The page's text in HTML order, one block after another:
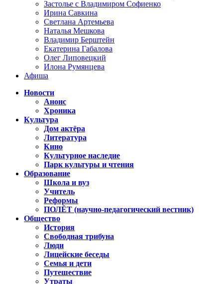
Застолье с Владимиром Софиенко
Ирина Савкина
Светлана Артемьева
Наталья Мешкова
Владимир Берштейн
Екатерина Габалова
Олег Липовецкий
Илона Румянцева
Афиша
Новости
Анонс
Хроника
Культура
Дом актёра
Литература
Кино
Культурное наследие
Парк культуры и чтения
Образование
Школа и вуз
Учитель
Реформы
ПОЛЁТ (научно-педагогический вестник)
Общество
История
Свободная трибуна
Люди
Лицейские беседы
Семья и дети
Путешествие
Утраты